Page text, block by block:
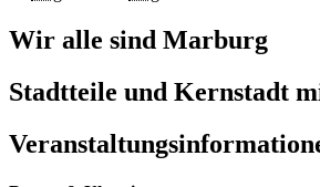
Wir alle sind Marburg
Stadtteile und Kernstadt